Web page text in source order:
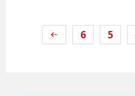
5
6